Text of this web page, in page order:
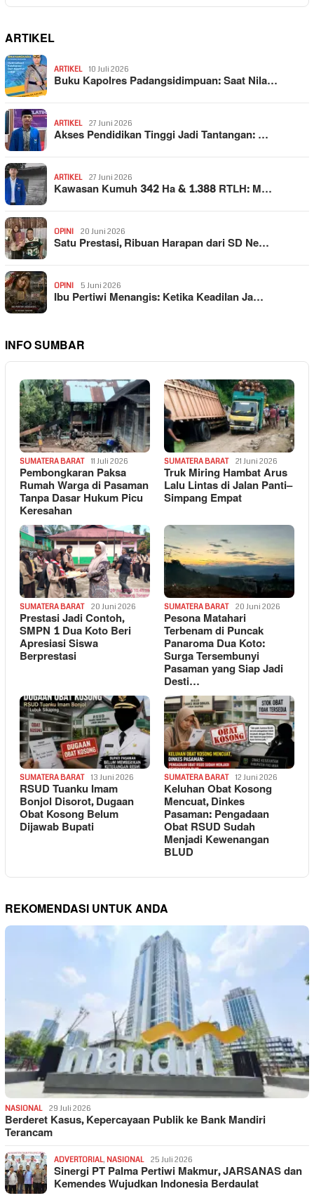
ARTIKEL
ARTIKEL 10 Juli 2026
Buku Kapolres Padangsidimpuan: Saat Nila…
ARTIKEL 27 Juni 2026
Akses Pendidikan Tinggi Jadi Tantangan: …
ARTIKEL 27 Juni 2026
Kawasan Kumuh 342 Ha & 1.388 RTLH: M…
OPINI 20 Juni 2026
Satu Prestasi, Ribuan Harapan dari SD Ne…
OPINI 5 Juni 2026
Ibu Pertiwi Menangis: Ketika Keadilan Ja…
INFO SUMBAR
SUMATERA BARAT 11 Juli 2026
Pembongkaran Paksa
Rumah Warga di Pasaman
Tanpa Dasar Hukum Picu
Keresahan
SUMATERA BARAT 21 Juni 2026
Truk Miring Hambat Arus
Lalu Lintas di Jalan Panti–
Simpang Empat
SUMATERA BARAT 20 Juni 2026
Prestasi Jadi Contoh,
SMPN 1 Dua Koto Beri
Apresiasi Siswa
Berprestasi
SUMATERA BARAT 20 Juni 2026
Pesona Matahari
Terbenam di Puncak
Panaroma Dua Koto:
Surga Tersembunyi
Pasaman yang Siap Jadi
Desti…
SUMATERA BARAT 13 Juni 2026
RSUD Tuanku Imam
Bonjol Disorot, Dugaan
Obat Kosong Belum
Dijawab Bupati
SUMATERA BARAT 12 Juni 2026
Keluhan Obat Kosong
Mencuat, Dinkes
Pasaman: Pengadaan
Obat RSUD Sudah
Menjadi Kewenangan
BLUD
REKOMENDASI UNTUK ANDA
NASIONAL 29 Juli 2026
Berderet Kasus, Kepercayaan Publik ke Bank Mandiri
Terancam
ADVERTORIAL, NASIONAL 25 Juli 2026
Sinergi PT Palma Pertiwi Makmur, JARSANAS dan
Kemendes Wujudkan Indonesia Berdaulat